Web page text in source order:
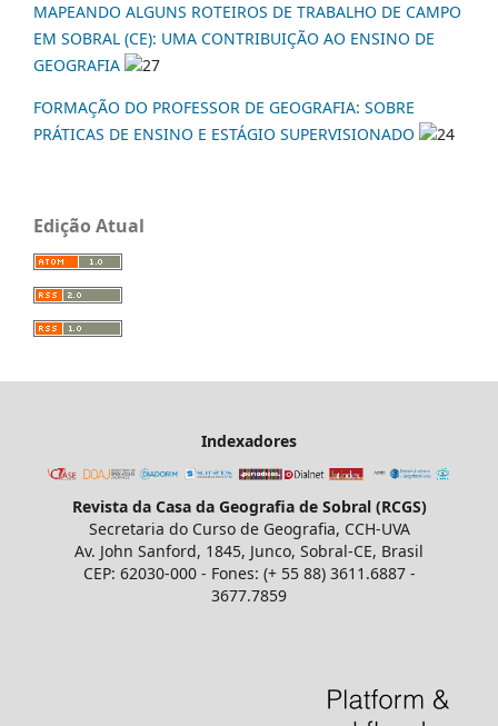
MAPEANDO ALGUNS ROTEIROS DE TRABALHO DE CAMPO
EM SOBRAL (CE): UMA CONTRIBUIÇÃO AO ENSINO DE
GEOGRAFIA
27
FORMAÇÃO DO PROFESSOR DE GEOGRAFIA: SOBRE
PRÁTICAS DE ENSINO E ESTÁGIO SUPERVISIONADO
24
Edição Atual
Indexadores
Revista da Casa da Geografia de Sobral (RCGS)
Secretaria do Curso de Geografia, CCH-UVA
Av. John Sanford, 1845, Junco, Sobral-CE, Brasil
CEP: 62030-000 - Fones: (+ 55 88) 3611.6887 -
3677.7859